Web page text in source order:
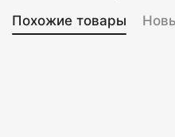
Похожие товары